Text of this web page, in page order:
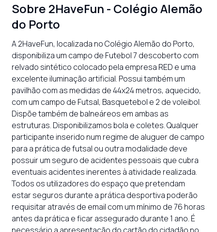
Sobre 2HaveFun - Colégio Alemão
do Porto
A 2HaveFun, localizada no Colégio Alemão do Porto,
disponibiliza um campo de Futebol 7 descoberto com
relvado sintético colocado pela empresa RED e uma
excelente iluminação artificial. Possui também um
pavilhão com as medidas de 44x24 metros, aquecido,
com um campo de Futsal, Basquetebol e 2 de voleibol.
Dispõe também de balneáreos em ambas as
estruturas. Disponibilizamos bola e coletes. Qualquer
participante inserido num regime de aluguer de campo
para a prática de futsal ou outra modalidade deve
possuir um seguro de acidentes pessoais que cubra
eventuais acidentes inerentes à atividade realizada.
Todos os utilizadores do espaço que pretendam
estar seguros durante a prática desportiva poderão
requisitar através de email com um mínimo de 76 horas
antes da prática e ficar assegurado durante 1 ano. É